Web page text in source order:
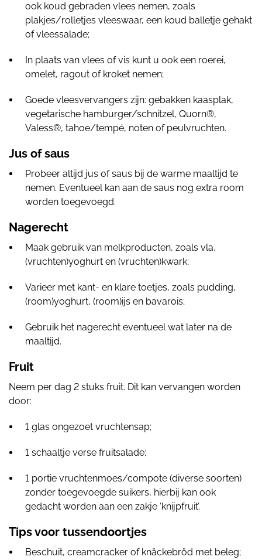
ook koud gebraden vlees nemen, zoals
plakjes/rolletjes vleeswaar, een koud balletje gehakt
of vleessalade;
In plaats van vlees of vis kunt u ook een roerei,
omelet, ragout of kroket nemen;
Goede vleesvervangers zijn: gebakken kaasplak,
vegetarische hamburger/schnitzel, Quorn®,
Valess®, tahoe/tempé, noten of peulvruchten.
Jus of saus
Probeer altijd jus of saus bij de warme maaltijd te
nemen. Eventueel kan aan de saus nog extra room
worden toegevoegd.
Nagerecht
Maak gebruik van melkproducten, zoals vla,
(vruchten)yoghurt en (vruchten)kwark;
Varieer met kant- en klare toetjes, zoals pudding,
(room)yoghurt, (room)ijs en bavarois;
Gebruik het nagerecht eventueel wat later na de
maaltijd.
Fruit
Neem per dag 2 stuks fruit. Dit kan vervangen worden
door:
1 glas ongezoet vruchtensap;
1 schaaltje verse fruitsalade;
1 portie vruchtenmoes/compote (diverse soorten)
zonder toegevoegde suikers, hierbij kan ook
gedacht worden aan een zakje ‘knijpfruit’.
Tips voor tussendoortjes
Beschuit, creamcracker of knäckebröd met beleg;